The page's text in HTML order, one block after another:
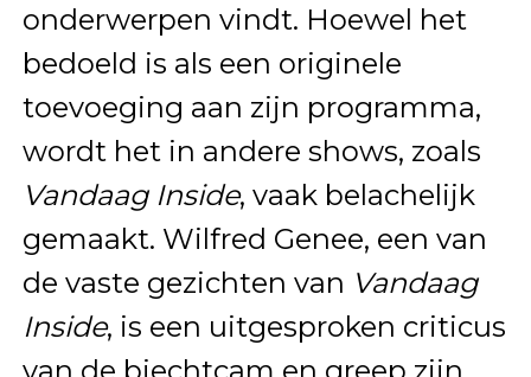
onderwerpen vindt. Hoewel het
bedoeld is als een originele
toevoeging aan zijn programma,
wordt het in andere shows, zoals
Vandaag Inside, vaak belachelijk
gemaakt. Wilfred Genee, een van
de vaste gezichten van Vandaag
Inside, is een uitgesproken criticus